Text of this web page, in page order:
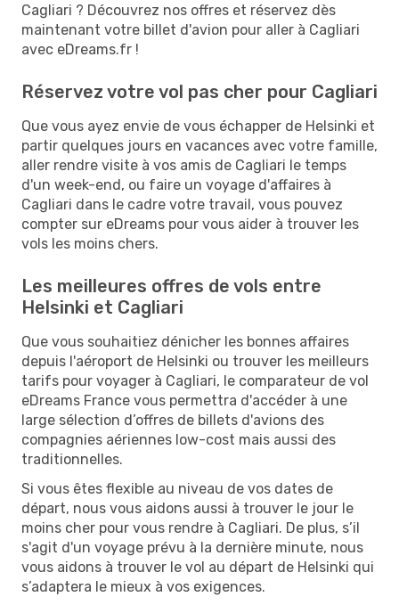
Cagliari ? Découvrez nos offres et réservez dès
maintenant votre billet d'avion pour aller à Cagliari
avec eDreams.fr !
Réservez votre vol pas cher pour Cagliari
Que vous ayez envie de vous échapper de Helsinki et
partir quelques jours en vacances avec votre famille,
aller rendre visite à vos amis de Cagliari le temps
d'un week-end, ou faire un voyage d'affaires à
Cagliari dans le cadre votre travail, vous pouvez
compter sur eDreams pour vous aider à trouver les
vols les moins chers.
Les meilleures offres de vols entre
Helsinki et Cagliari
Que vous souhaitiez dénicher les bonnes affaires
depuis l'aéroport de Helsinki ou trouver les meilleurs
tarifs pour voyager à Cagliari, le comparateur de vol
eDreams France vous permettra d'accéder à une
large sélection d’offres de billets d'avions des
compagnies aériennes low-cost mais aussi des
traditionnelles.
Si vous êtes flexible au niveau de vos dates de
départ, nous vous aidons aussi à trouver le jour le
moins cher pour vous rendre à Cagliari. De plus, s’il
s'agit d'un voyage prévu à la dernière minute, nous
vous aidons à trouver le vol au départ de Helsinki qui
s’adaptera le mieux à vos exigences.